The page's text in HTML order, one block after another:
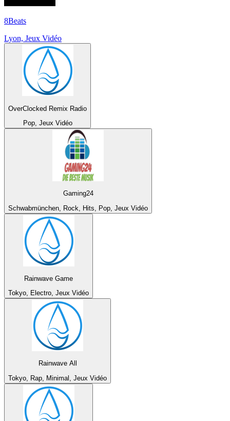
8Beats
Lyon, Jeux Vidéo
OverClocked Remix Radio
Pop, Jeux Vidéo
Gaming24
Schwabmünchen, Rock, Hits, Pop, Jeux Vidéo
Rainwave Game
Tokyo, Electro, Jeux Vidéo
Rainwave All
Tokyo, Rap, Minimal, Jeux Vidéo